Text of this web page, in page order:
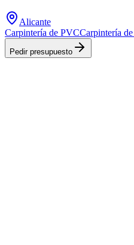
Alicante
Carpintería de PVCCarpintería
Pedir presupuesto